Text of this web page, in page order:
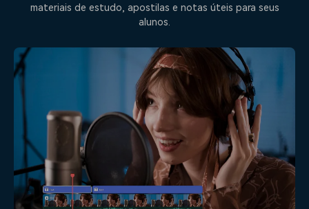
materiais de estudo, apostilas e notas úteis para seus
alunos.